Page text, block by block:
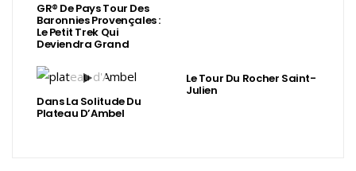
GR® De Pays Tour Des
Baronnies Provençales :
Le Petit Trek Qui
Deviendra Grand
Dans La Solitude Du
Plateau D’Ambel
Le Tour Du Rocher Saint-
Julien